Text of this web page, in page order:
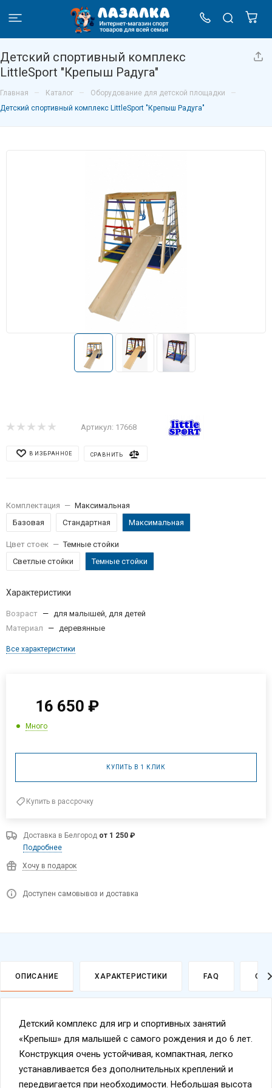
Детский спортивный комплекс
LittleSport "Крепыш Радуга"
Главная – Каталог – Оборудование для детской площадки –
Детский спортивный комплекс LittleSport "Крепыш Радуга"
Артикул: 17668
В ИЗБРАННОЕ СРАВНИТЬ
Комплектация — Максимальная
Базовая
Стандартная Максимальная
Цвет стоек — Темные стойки
Светлые стойки
Темные стойки
Характеристики
Возраст — для малышей, для детей
Материал
— деревянные
Все характеристики
16 650 ₽
Много
КУПИТЬ В 1 КЛИК
Купить в рассрочку
Доставка в Белгород от 1 250 ₽
Подробнее
Хочу в подарок
Доступен самовывоз и доставка
ОПИСАНИЕ ХАРАКТЕРИСТИКИ FAQ
Детский комплекс для игр и спортивных занятий
«Крепыш» для малышей с самого рождения и до 6 лет.
Конструкция очень устойчивая, компактная, легко
устанавливается без дополнительных креплений и
передвигается при необходимости. Небольшая высота